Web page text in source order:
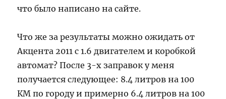
что было написано на сайте.
Что же за результаты можно ожидать от
Акцента 2011 с 1.6 двигателем и коробкой
автомат? После 3-х заправок у меня
получается следующее: 8.4 литров на 100
КМ по городу и примерно 6.4 литров на 100